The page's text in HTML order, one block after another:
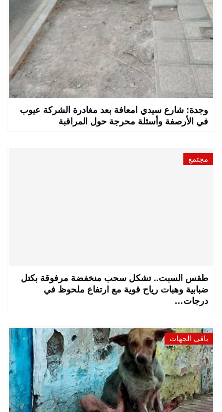
وجدة: شارع سيدي امعافة بعد مغادرة الشركة عيوب
في الأرصفة وأسئلة محرجة حول المراقبة
مجتمع
طقس السبت.. تشكل سحب منخفضة مرفوقة بكتل
ضبابية وهبات رياح قوية مع ارتفاع ملحوظ في
درجات…
باقي الجهات